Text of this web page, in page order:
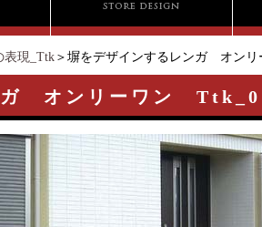
表現_Ttk ＞塀をデザインするレンガ オン
ガ オンリーワン